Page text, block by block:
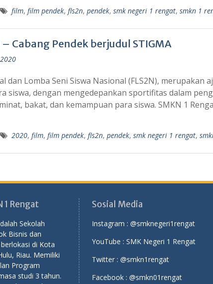
film, film pendek, fls2n, pendek, smk negeri 1 rengat, smkn 1
– Cabang Pendek berjudul STIGMA
dan Lomba Seni Siswa Nasional (FLS2N),
siswa, dengan mengedepankan sportifitas dalam
bakat, dan kemampuan para siswa. SMKN 1
2020, film, film pendek, fls2n, pendek, smk negeri 1 rengat,
1 Rengat
Sekolah
Bisnis dan
di Kota
Riau. Memiliki
Program
studi 3 tahun.
Sosial Media
Instagram : @smknegeri1rengat
YouTube : SMK Negeri 1 Rengat
Twitter : @smkn1rengat
Facebook : @smkn01rengat